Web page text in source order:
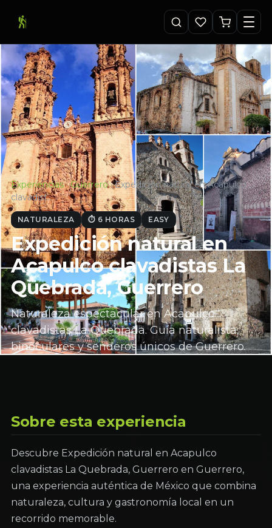
Experiencias · Guerrero · Expedición natural en Acapulco
clavadist…
NATURALEZA ⏱ 6 HORAS EASY
Expedición natural en
Acapulco clavadistas La
Quebrada, Guerrero
Naturaleza espectacular en Acapulco
clavadistas La Quebrada. Guía naturalista,
binoculares y senderos únicos de Guerrero.
Sobre esta experiencia
Descubre Expedición natural en Acapulco
clavadistas La Quebrada, Guerrero en Guerrero,
una experiencia auténtica de México que combina
naturaleza, cultura y gastronomía local en un
recorrido memorable.